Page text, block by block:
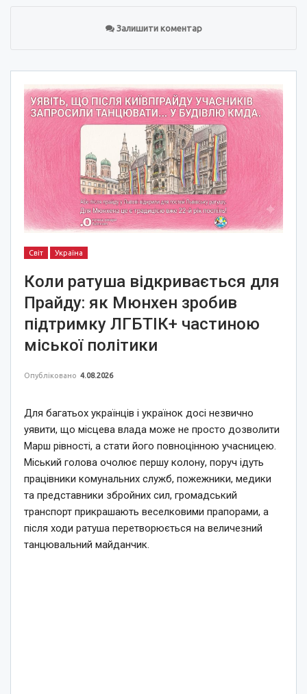
Залишити коментар
Світ Україна
Коли ратуша відкривається для
Прайду: як Мюнхен зробив
підтримку ЛГБТІК+ частиною
міської політики
Опубліковано 4.08.2026
Для багатьох українців і українок досі незвично
уявити, що місцева влада може не просто дозволити
Марш рівності, а стати його повноцінною учасницею.
Міський голова очолює першу колону, поруч ідуть
працівники комунальних служб, пожежники, медики
та представники збройних сил, громадський
транспорт прикрашають веселковими прапорами, а
після ходи ратуша перетворюється на величезний
танцювальний майданчик.